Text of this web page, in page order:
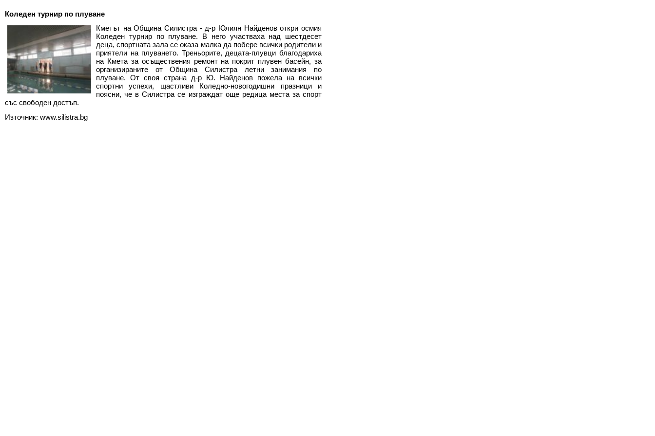
Коледен турнир по плуване
Кметът на Община Силистра - д-р Юлиян Найденов откри осмия
Коледен турнир по плуване. В него участваха над шестдесет
деца, спортната зала се оказа малка да побере всички родители и
приятели на плуването. Треньорите, децата-плувци благодариха
на Кмета за осъществения ремонт на покрит плувен басейн, за
организираните от Община Силистра летни занимания по
плуване. От своя страна д-р Ю. Найденов пожела на всички
спортни успехи, щастливи Коледно-новогодишни празници и
поясни, че в Силистра се изграждат още редица места за спорт
със свободен достъп.
Източник: www.silistra.bg